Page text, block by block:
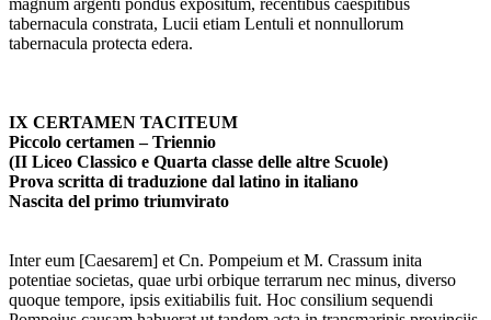
magnum argenti pondus expositum, recentibus caespitibus
tabernacula constrata, Lucii etiam Lentuli et nonnullorum
tabernacula protecta edera.
IX CERTAMEN TACITEUM
Piccolo certamen – Triennio
(II Liceo Classico e Quarta classe delle altre Scuole)
Prova scritta di traduzione dal latino in italiano
Nascita del primo triumvirato
Inter eum [Caesarem] et Cn. Pompeium et M. Crassum inita
potentiae societas, quae urbi orbique terrarum nec minus, diverso
quoque tempore, ipsis exitiabilis fuit. Hoc consilium sequendi